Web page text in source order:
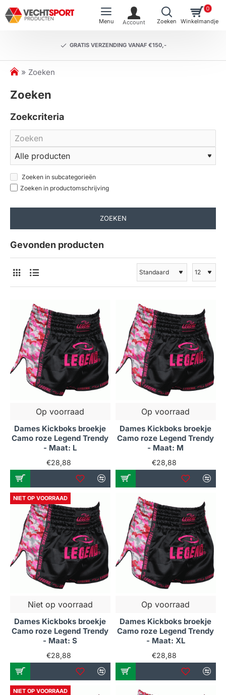
GRATIS VERZENDING VANAF €150,-
0
h
m
Zoeken
Zoeken
Zoekcriteria
Zoeken in subcategorieën
Zoeken in productomschrijving
ZOEKEN
Gevonden producten
Op voorraad
Dames Kickboks broekje
Camo roze Legend Trendy
- Maat: L
€28,88
Op voorraad
Dames Kickboks broekje
Camo roze Legend Trendy
- Maat: M
€28,88
NIET OP VOORRAAD
Niet op voorraad
Dames Kickboks broekje
Camo roze Legend Trendy
- Maat: S
€28,88
Op voorraad
Dames Kickboks broekje
Camo roze Legend Trendy
- Maat: XL
€28,88
NIET OP VOORRAAD